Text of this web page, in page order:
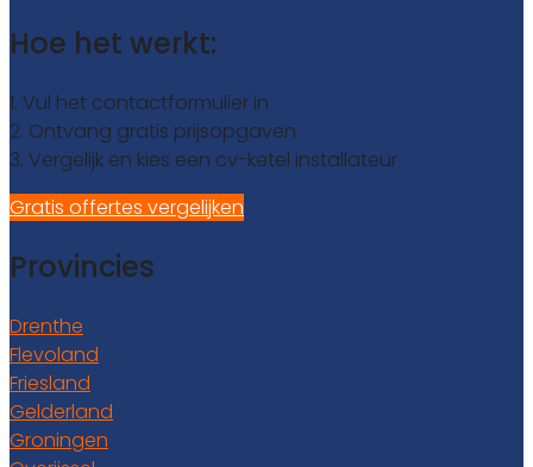
Hoe het werkt:
1. Vul het contactformulier in
2. Ontvang gratis prijsopgaven
3. Vergelijk en kies een cv-ketel installateur
Gratis offertes vergelijken
Provincies
Drenthe
Flevoland
Friesland
Gelderland
Groningen